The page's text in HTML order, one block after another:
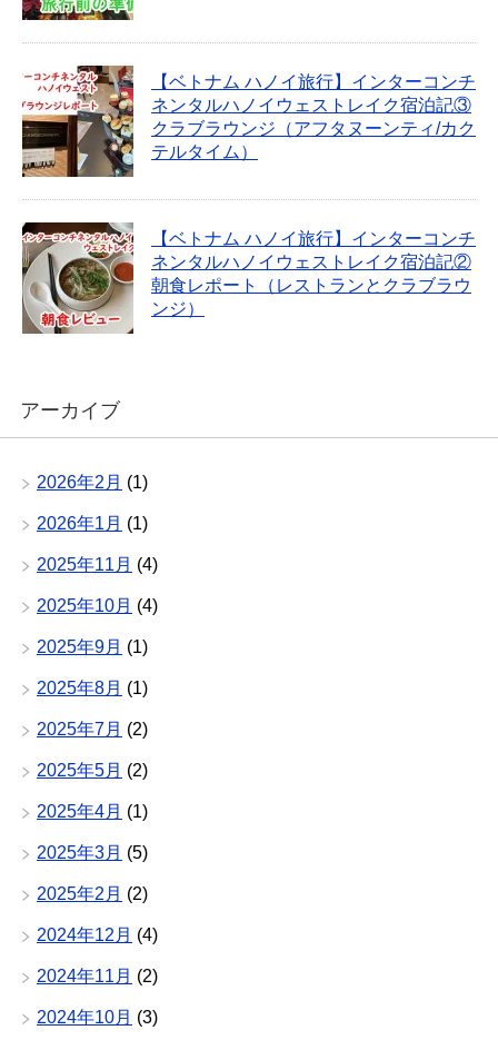
【ベトナム ハノイ旅行】インターコンチ
ネンタルハノイウェストレイク宿泊記③
クラブラウンジ（アフタヌーンティ/カク
テルタイム）
【ベトナム ハノイ旅行】インターコンチ
ネンタルハノイウェストレイク宿泊記②
朝食レポート（レストランとクラブラウ
ンジ）
アーカイブ
2026年2月 (1)
2026年1月 (1)
2025年11月 (4)
2025年10月 (4)
2025年9月 (1)
2025年8月 (1)
2025年7月 (2)
2025年5月 (2)
2025年4月 (1)
2025年3月 (5)
2025年2月 (2)
2024年12月 (4)
2024年11月 (2)
2024年10月 (3)